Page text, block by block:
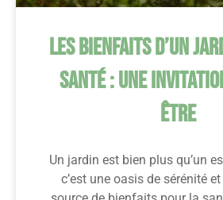
Les Bienfaits D’un
Santé : Une
Être
Un jardin est bien plus qu’un
c’est une oasis de sérénité